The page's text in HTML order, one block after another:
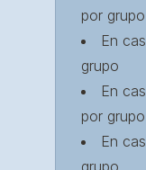
por grupo
En
grupo
En
por grupo
En
grupo